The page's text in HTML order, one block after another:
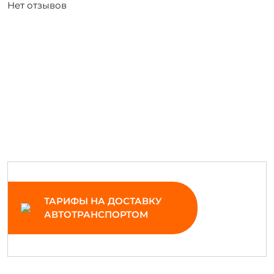
Нет отзывов
ТАРИФЫ НА ДОСТАВКУ
АВТОТРАНСПОРТОМ